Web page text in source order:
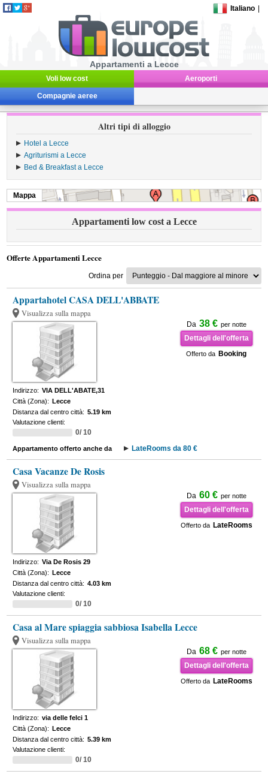
Italiano
Appartamenti a Lecce
Voli low cost Aeroporti
Compagnie aeree
Altri tipi di alloggio
Hotel a Lecce
Agriturismi a Lecce
Bed & Breakfast a Lecce
Mappa
Appartamenti low cost a Lecce
Offerte Appartamenti Lecce
Ordina per
Appartahotel CASA DELL'ABBATE
Visualizza sulla mappa
Da 38 € per notte
Dettagli dell'offerta
Offerto da Booking
Indirizzo: VIA DELL'ABATE,31
Città (Zona): Lecce
Distanza dal centro città: 5.19 km
Valutazione clienti:
0/ 10
Appartamento offerto anche da LateRooms da 80 €
Casa Vacanze De Rosis
Visualizza sulla mappa
Da 60 € per notte
Dettagli dell'offerta
Offerto da LateRooms
Indirizzo: Via De Rosis 29
Città (Zona): Lecce
Distanza dal centro città: 4.03 km
Valutazione clienti:
0/ 10
Casa al Mare spiaggia sabbiosa Isabella Lecce
Visualizza sulla mappa
Da 68 € per notte
Dettagli dell'offerta
Offerto da LateRooms
Indirizzo: via delle felci 1
Città (Zona): Lecce
Distanza dal centro città: 5.39 km
Valutazione clienti:
0/ 10